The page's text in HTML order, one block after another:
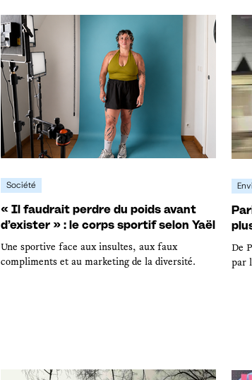
« Il faudrait perdre du poids avant
d’exister » : le corps sportif selon Yaël
Une sportive face aux insultes, aux faux
compliments et au marketing de la diversité.
Société
De
par